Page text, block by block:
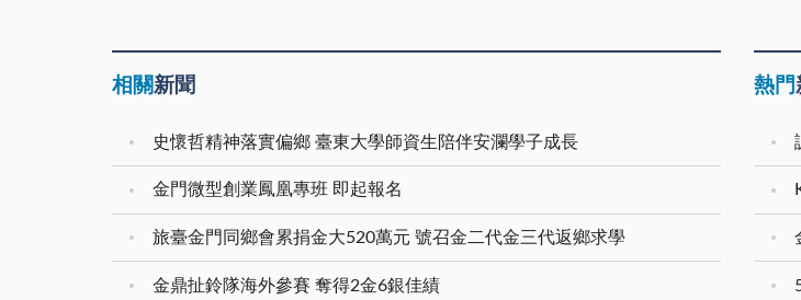
相關新聞
史懷哲精神落實偏鄉 臺東大學師資生陪伴安瀾學子成長
金門微型創業鳳凰專班 即起報名
旅臺金門同鄉會累捐金大520萬元 號召金二代金三代返鄉求學
金鼎扯鈴隊海外參賽 奪得2金6銀佳績
熱門